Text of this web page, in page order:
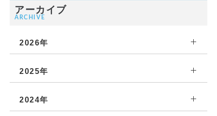
アーカイブ
ARCHIVE
2026年
2025年
2024年